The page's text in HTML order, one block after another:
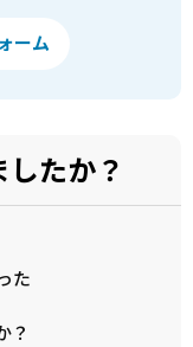
ーム
たか？
た
？